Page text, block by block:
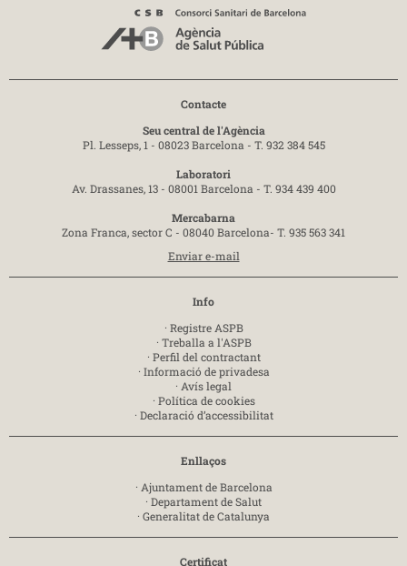
Contacte
Seu central de l'Agència
Pl. Lesseps, 1 - 08023 Barcelona - T. 932 384 545
Laboratori
Av. Drassanes, 13 - 08001 Barcelona - T. 934 439 400
Mercabarna
Zona Franca, sector C - 08040 Barcelona- T. 935 563 341
Enviar e-mail
Info
· Registre ASPB
· Treballa a l'ASPB
· Perfil del contractant
· Informació de privadesa
· Avís legal
· Política de cookies
· Declaració d’accessibilitat
Enllaços
· Ajuntament de Barcelona
· Departament de Salut
· Generalitat de Catalunya
Certificat